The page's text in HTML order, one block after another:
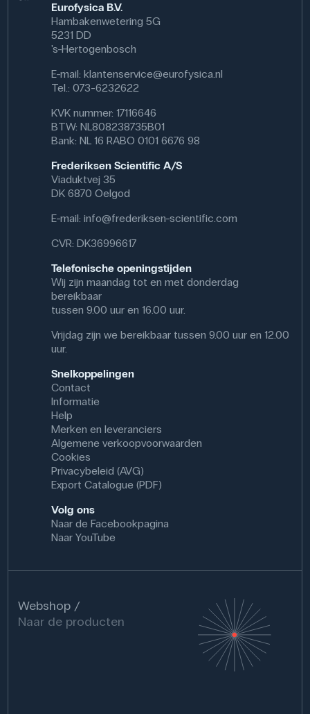
Eurofysica B.V.
Hambakenwetering 5G
5231 DD
's-Hertogenbosch
E-mail:klantenservice@eurofysica.nl
Tel.: 073-6232622
KVK nummer: 17116646
BTW: NL808238735B01
Bank: NL 16 RABO 0101 6676 98
Frederiksen Scientific A/S
Viaduktvej 35
DK 6870 Oelgod
E-mail:info@frederiksen-scientific.com
CVR: DK36996617
Telefonische openingstijden
Wij zijn maandag tot en met donderdag
bereikbaar
tussen 9.00 uur en 16.00 uur.
Vrijdag zijn we bereikbaar tussen 9.00 uur en 12.00
uur.
Snelkoppelingen
Contact
Informatie
Help
Merken en leveranciers
Algemene verkoopvoorwaarden
Cookies
Privacybeleid (AVG)
Export Catalogue (PDF)
Volg ons
Naar de Facebookpagina
Naar YouTube
Webshop
Naar de producten